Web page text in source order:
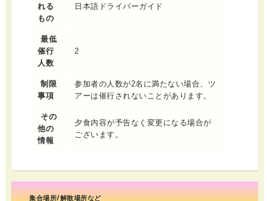
れる
もの
日本語ドライバーガイド
最低
催行
人数
2
制限
事項
参加者の人数が2名に満たない場合、ツ
アーは催行されないことがあります。
その
他の
情報
夕食内容が予告なく変更になる場合が
ございます。
集合場所/解散場所など